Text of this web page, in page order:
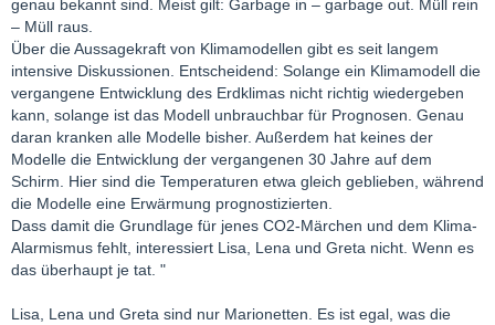
genau bekannt sind. Meist gilt: Garbage in – garbage out. Müll rein
– Müll raus.
Über die Aussagekraft von Klimamodellen gibt es seit langem
intensive Diskussionen. Entscheidend: Solange ein Klimamodell die
vergangene Entwicklung des Erdklimas nicht richtig wiedergeben
kann, solange ist das Modell unbrauchbar für Prognosen. Genau
daran kranken alle Modelle bisher. Außerdem hat keines der
Modelle die Entwicklung der vergangenen 30 Jahre auf dem
Schirm. Hier sind die Temperaturen etwa gleich geblieben, während
die Modelle eine Erwärmung prognostizierten.
Dass damit die Grundlage für jenes CO2-Märchen und dem Klima-
Alarmismus fehlt, interessiert Lisa, Lena und Greta nicht. Wenn es
das überhaupt je tat. "
Lisa, Lena und Greta sind nur Marionetten. Es ist egal, was die